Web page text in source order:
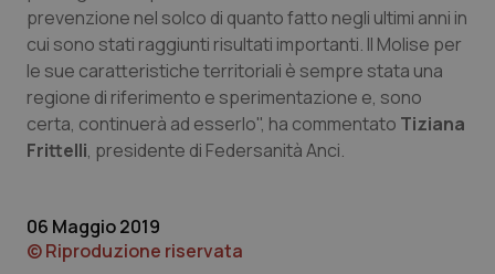
Sardegna
Sicilia
Toscana
Umbria
Malattia di Crohn & Rettocolite Ulcerosa
Neuroscienze & patologie neurodegenerative
Obesità
Oftalmologia
prevenzione nel solco di quanto fatto negli ultimi anni in
cui sono stati raggiunti risultati importanti. Il Molise per
le sue caratteristiche territoriali è sempre stata una
regione di riferimento e sperimentazione e, sono
certa, continuerà ad esserlo", ha commentato Tiziana
Frittelli, presidente di Federsanità Anci.
06 Maggio 2019
© Riproduzione riservata